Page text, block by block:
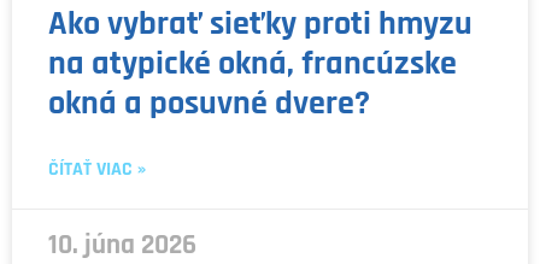
Ako vybrať sieťky proti hmyzu
na atypické okná, francúzske
okná a posuvné dvere?
ČÍTAŤ VIAC »
10. júna 2026